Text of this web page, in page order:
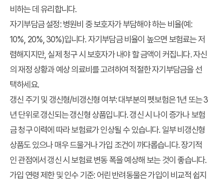
비하는 데 유리합니다.
자기부담금 설정: 병원비 중 보호자가 부담해야 하는 비율(예:
10%, 20%, 30%)입니다. 자기부담금 비율이 높으면 보험료는 저
렴해지지만, 실제 청구 시 보호자가 내야 할 금액이 커집니다. 자신
의 재정 상황과 예상 의료비를 고려하여 적절한 자기부담금을 선
택하세요.
갱신 주기 및 갱신형/비갱신형 여부: 대부분의 펫보험은 1년 또는 3
년 단위로 갱신되는 갱신형 상품입니다. 갱신 시 나이 증가나 보험
금 청구 이력에 따라 보험료가 인상될 수 있습니다. 일부 비갱신형
상품도 있으나 매우 드물거나 가입 조건이 까다롭습니다. 장기적
인 관점에서 갱신 시 보험료 변동 폭을 예상해 보는 것이 좋습니다.
가입 연령 제한 및 인수 기준: 어린 반려동물은 가입이 비교적 쉽지